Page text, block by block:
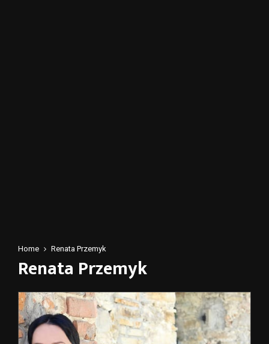
Home Renata Przemyk
Renata Przemyk